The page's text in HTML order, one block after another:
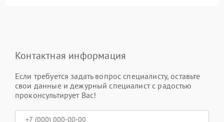
Контактная информация
Если требуется задать вопрос специалисту, оставьте
свои данные и дежурный специалист с радостью
проконсультирует Вас!